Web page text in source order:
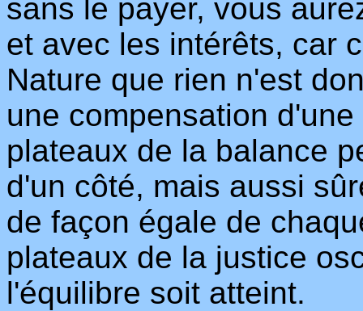
sans le payer, vous
et avec les intérêts, car
Nature que rien n'est
une compensation
plateaux de la balance
d'un côté, mais aussi
de façon égale de
plateaux de la justice
l'équilibre soit atteint.